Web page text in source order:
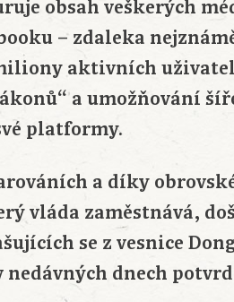
obsah veškerých
– zdaleka
aktivních
a umožňování
platformy.
a díky
vláda zaměstnává,
se z vesnice
nedávných dnech